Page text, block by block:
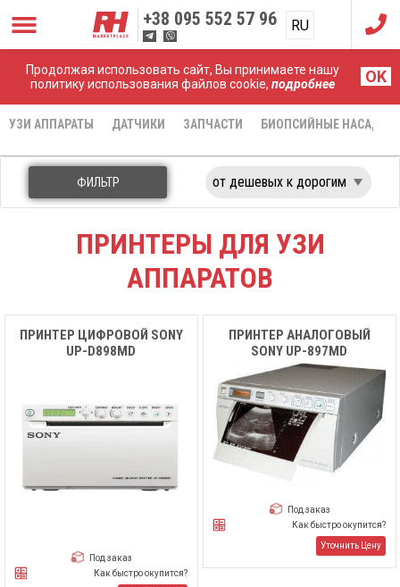
Продолжая использовать сайт, Вы принимаете нашу
политику использования файлов cookie, подробнее OK
+38 095 552 57 96 RU
UA
Главная Запчасти Принтеры
УЗИ АППАРАТЫ ДАТЧИКИ ЗАПЧАСТИ БИОПСИЙНЫЕ НАСАДКИ
ФИЛЬТР
ПРИНТЕРЫ ДЛЯ УЗИ
АППАРАТОВ
ПРИНТЕР ЦИФРОВОЙ SONY
UP-D898MD
Под заказ
Как быстро окупится?
ПРИНТЕР АНАЛОГОВЫЙ
SONY UP-897MD
Под заказ
Как быстро окупится?
Уточнить Цену